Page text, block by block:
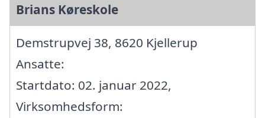
Brians Køreskole
Demstrupvej 38, 8620 Kjellerup
Ansatte:
Startdato: 02. januar 2022,
Virksomhedsform: